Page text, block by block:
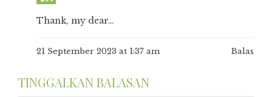
Thank, my dear…
21 September 2023 at 1:37 am Balas
TINGGALKAN BALASAN